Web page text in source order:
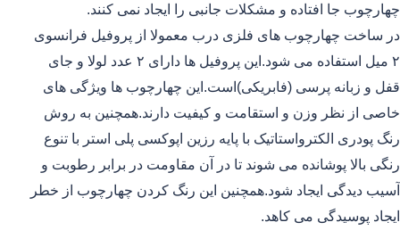
چهارچوب جا افتاده و مشکلات جانبی را ایجاد نمی کنند.
در ساخت چهارچوب های فلزی درب معمولا از پروفیل فرانسوی
۲ میل استفاده می شود.این پروفیل ها دارای ۲ عدد لولا و جای
قفل و زبانه پرسی (فابریکی)است.این چهارچوب ها ویژگی های
خاصی از نظر وزن و استقامت و کیفیت دارند.همچنین به روش
رنگ پودری الکترواستاتیک با پایه رزین اپوکسی پلی استر با تنوع
رنگی بالا پوشانده می شوند تا در آن مقاومت در برابر رطوبت و
آسیب دیدگی ایجاد شود.همچنین این رنگ کردن چهارچوب از خطر
ایجاد پوسیدگی می کاهد.